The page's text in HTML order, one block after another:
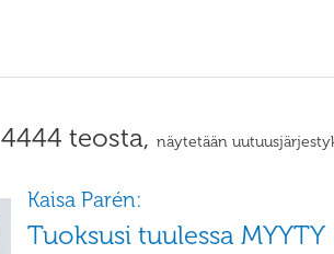
4444 teosta, näytetään
Kaisa Parén:
Tuoksusi tuulessa MYYTY